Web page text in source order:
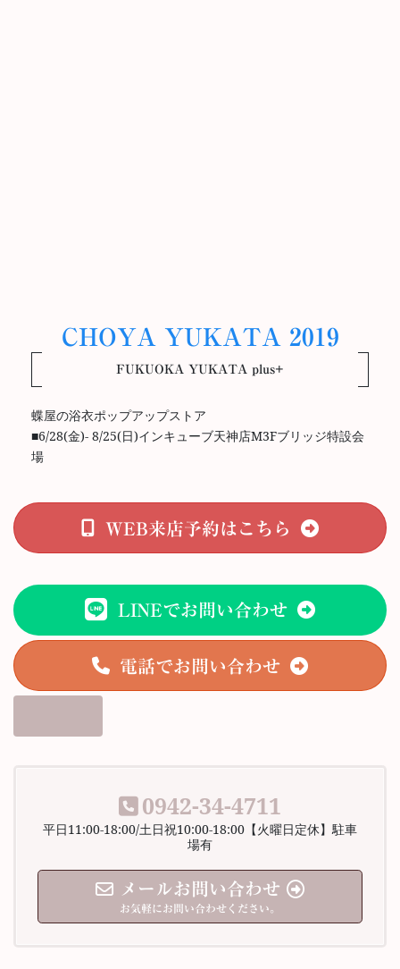
CHOYA YUKATA 2019
FUKUOKA YUKATA plus+
蝶屋の浴衣ポップアップストア
■6/28(金)- 8/25(日)インキューブ天神店M3Fブリッジ特設会
場
WEB来店予約はこちら
LINEでお問い合わせ
電話でお問い合わせ
0942-34-4711
平日11:00-18:00/土日祝10:00-18:00【火曜日定休】駐車
場有
メールお問い合わせ
お気軽にお問い合わせください。